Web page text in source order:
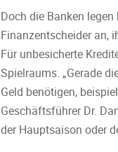
Doch die Banken
Finanzentscheider an,
Für unbesicherte
Spielraums. „Gerade
Geld benötigen,
Geschäftsführer Dr.
der Hauptsaison oder